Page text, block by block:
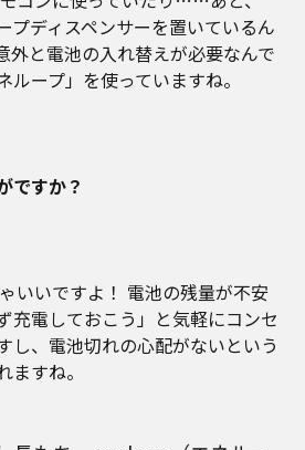
プディスペンサーを置いているん
外と電池の入れ替えが必要なんで
ープ」を使っていますね。
すか？
いいですよ！ 電池の残量が不安
充電しておこう」と気軽にコンセ
し、電池切れの心配がないという
すね。